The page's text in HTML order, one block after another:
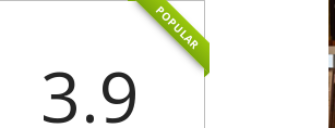
POPULAR
3.9